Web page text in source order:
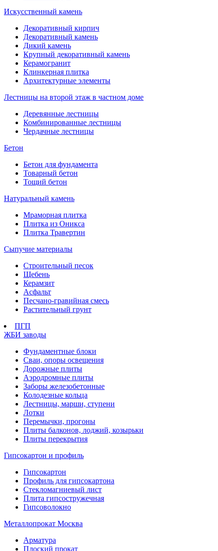
Искусственный камень
Декоративный кирпич
Декоративный камень
Дикий камень
Крупный декоративный камень
Керамогранит
Клинкерная плитка
Архитектурные элементы
Лестницы на второй этаж в частном доме
Деревянные лестницы
Комбинированные лестницы
Чердачные лестницы
Бетон
Бетон для фундамента
Товарный бетон
Тощий бетон
Натуральный камень
Мраморная плитка
Плитка из Оникса
Плитка Травертин
Сыпучие материалы
Строительный песок
Щебень
Керамзит
Асфальт
Песчано-гравийная смесь
Растительный грунт
ПГП
ЖБИ заводы
Фундаментные блоки
Сваи, опоры освещения
Дорожные плиты
Аэродромные плиты
Заборы железобетонные
Колодезные кольца
Лестницы, марши, ступени
Лотки
Перемычки, прогоны
Плиты балконов, лоджий, козырьки
Плиты перекрытия
Гипсокартон и профиль
Гипсокартон
Профиль для гипсокартона
Стекломагниевый лист
Плита гипсостружечная
Гипсоволокно
Металлопрокат Москва
Арматура
Плоский прокат